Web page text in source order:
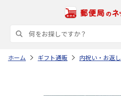
ホーム ギフト通販 内祝い・お返し